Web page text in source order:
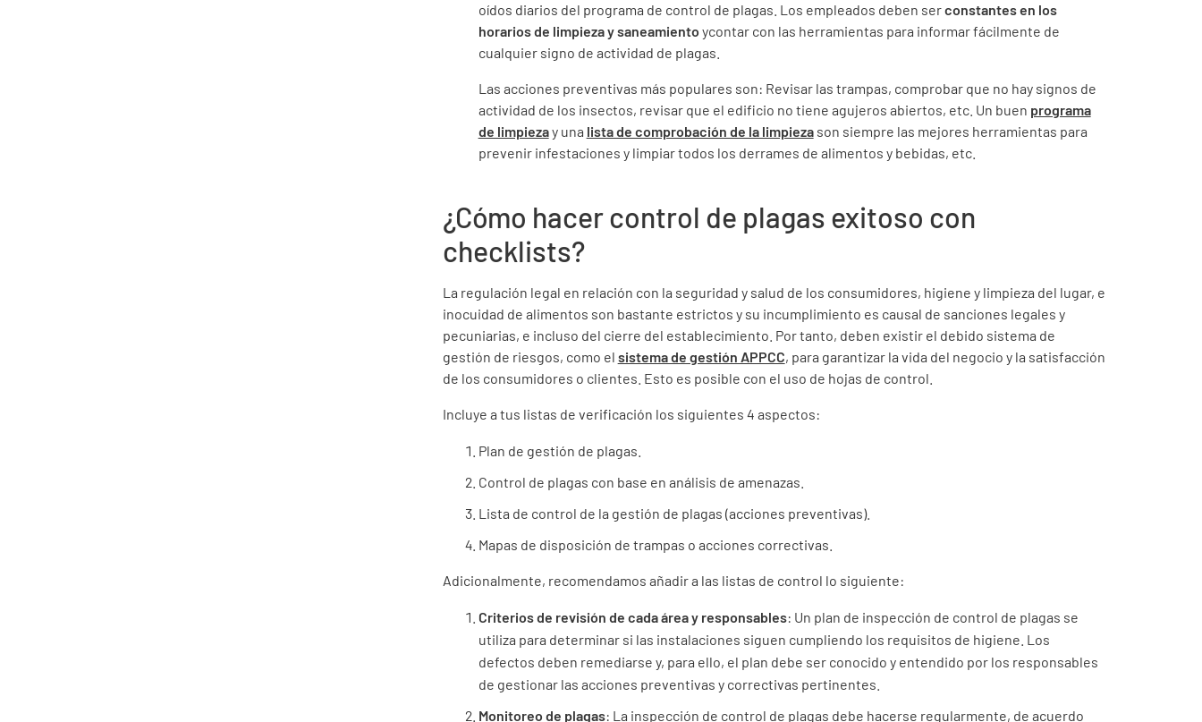
oídos diarios del programa de control de plagas. Los empleados deben serconstantes en los
horarios de limpieza y saneamiento ycontar con las herramientas para informar fácilmente de
cualquier signo de actividad de plagas.
Las acciones preventivas más populares son: Revisar las trampas, comprobar que no hay signos de
actividad de los insectos, revisar que el edificio no tiene agujeros abiertos, etc. Un buen programa
de limpiezay una lista de comprobación de la limpiezason siempre las mejores herramientas para
prevenir infestaciones y limpiar todos los derrames de alimentos y bebidas, etc.
¿Cómo hacer control de plagas exitoso con
checklists?
La regulación legal en relación con la seguridad y salud de los consumidores, higiene y limpieza del lugar, e
inocuidad de alimentos son bastante estrictos y su incumplimiento es causal de sanciones legales y
pecuniarias, e incluso del cierre del establecimiento. Por tanto, deben existir el debido sistema de
gestión de riesgos, como el sistema de gestión APPCC, para garantizar la vida del negocio y la satisfacción
de los consumidores o clientes. Esto es posible con el uso de hojas de control.
Incluye a tus listas de verificación los siguientes 4 aspectos:
Plan de gestión de plagas.
Control de plagas con base en análisis de amenazas.
Lista de control de la gestión de plagas (acciones preventivas).
Mapas de disposición de trampas o acciones correctivas.
Adicionalmente, recomendamos añadir a las listas de control lo siguiente:
Criterios de revisión de cada área y responsables: Un plan de inspección de control de plagas se
utiliza para determinar si las instalaciones siguen cumpliendo los requisitos de higiene. Los
defectos deben remediarse y, para ello, el plan debe ser conocido y entendido por los responsables
de gestionar las acciones preventivas y correctivas pertinentes.
Monitoreo de plagas: La inspección de control de plagas debe hacerse regularmente, de acuerdo